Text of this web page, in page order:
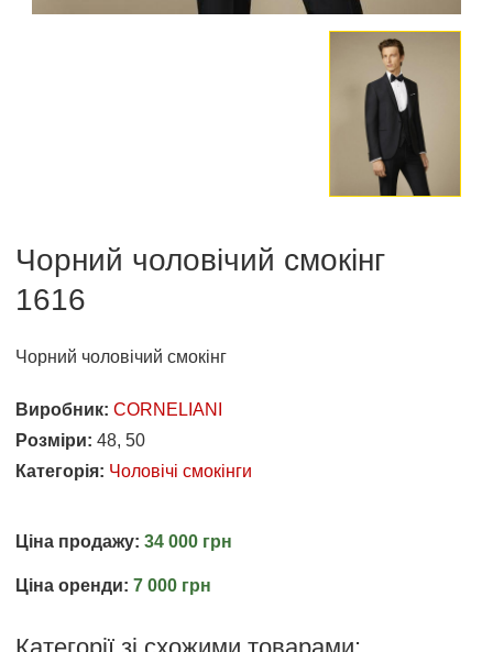
Чорний чоловічий смокінг
1616
Чорний чоловічий смокінг
Виробник: CORNELIANI
Розміри: 48, 50
Категорія: Чоловічі смокінги
Ціна продажу: 34 000 грн
Ціна оренди: 7 000 грн